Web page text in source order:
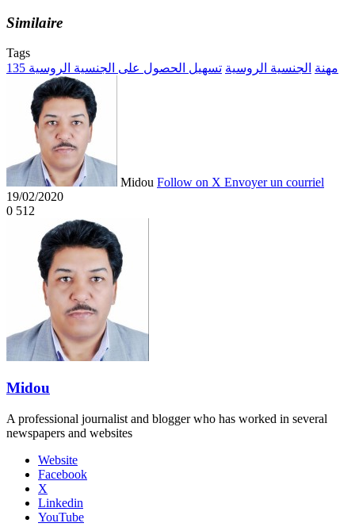
Similaire
Tags
135 مهنة الجنسية الروسية تسهيل الحصول على الجنسية الروسية
Midou Follow on X Envoyer un courriel
19/02/2020
0 512
Midou
A professional journalist and blogger who has worked in several
newspapers and websites
Website
Facebook
X
Linkedin
YouTube